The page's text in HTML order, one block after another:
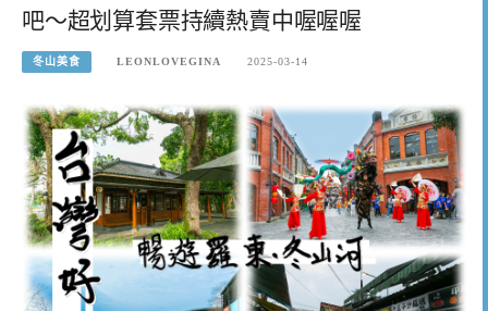
吧～超划算套票持續熱賣中喔喔喔
冬山美食 LEONLOVEGINA 2025-03-14